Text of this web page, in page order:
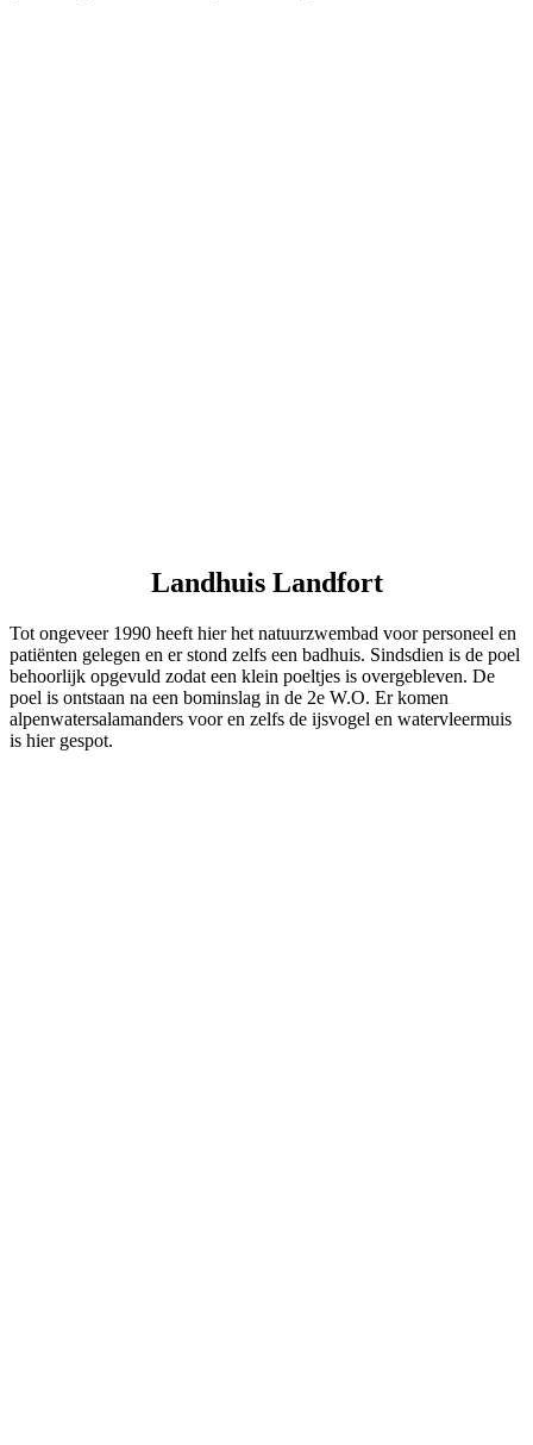
Landhuis Landfort
Tot ongeveer 1990 heeft hier het natuurzwembad voor personeel en
patiënten gelegen en er stond zelfs een badhuis. Sindsdien is de poel
behoorlijk opgevuld zodat een klein poeltjes is overgebleven. De
poel is ontstaan na een bominslag in de 2e W.O. Er komen
alpenwatersalamanders voor en zelfs de ijsvogel en watervleermuis
is hier gespot.